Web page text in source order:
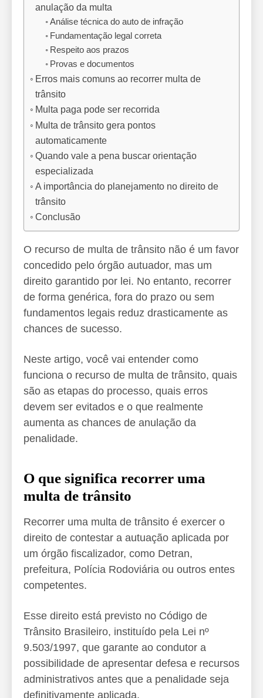
anulação da multa
Análise técnica do auto de infração
Fundamentação legal correta
Respeito aos prazos
Provas e documentos
Erros mais comuns ao recorrer multa de
trânsito
Multa paga pode ser recorrida
Multa de trânsito gera pontos
automaticamente
Quando vale a pena buscar orientação
especializada
A importância do planejamento no direito de
trânsito
Conclusão
O recurso de multa de trânsito não é um favor
concedido pelo órgão autuador, mas um
direito garantido por lei. No entanto, recorrer
de forma genérica, fora do prazo ou sem
fundamentos legais reduz drasticamente as
chances de sucesso.
Neste artigo, você vai entender como
funciona o recurso de multa de trânsito, quais
são as etapas do processo, quais erros
devem ser evitados e o que realmente
aumenta as chances de anulação da
penalidade.
O que significa recorrer uma
multa de trânsito
Recorrer uma multa de trânsito é exercer o
direito de contestar a autuação aplicada por
um órgão fiscalizador, como Detran,
prefeitura, Polícia Rodoviária ou outros entes
competentes.
Esse direito está previsto no Código de
Trânsito Brasileiro, instituído pela Lei nº
9.503/1997, que garante ao condutor a
possibilidade de apresentar defesa e recursos
administrativos antes que a penalidade seja
definitivamente aplicada.